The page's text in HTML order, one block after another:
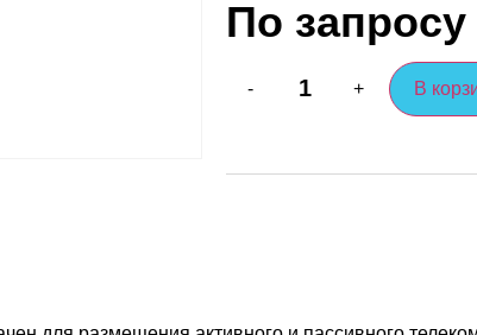
По запросу
- + В